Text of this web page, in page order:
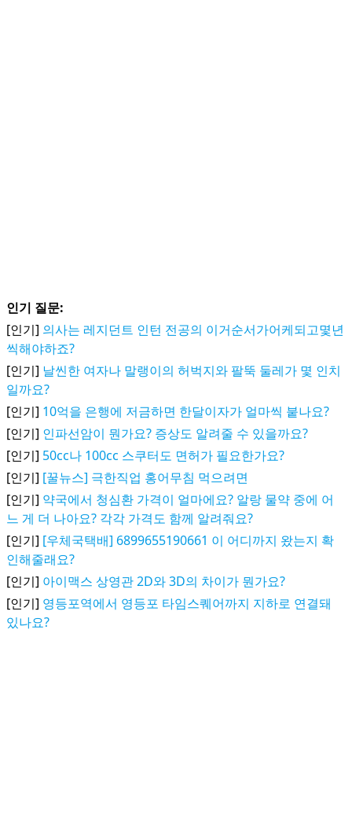
인기 질문:
[인기] 의사는 레지던트 인턴 전공의 이거순서가어케되고몇년
씩해야하죠?
[인기] 날씬한 여자나 말랭이의 허벅지와 팔뚝 둘레가 몇 인치
일까요?
[인기] 10억을 은행에 저금하면 한달이자가 얼마씩 붙나요?
[인기] 인파선암이 뭔가요? 증상도 알려줄 수 있을까요?
[인기] 50cc나 100cc 스쿠터도 면허가 필요한가요?
[인기] [꿀뉴스] 극한직업 홍어무침 먹으려면
[인기] 약국에서 청심환 가격이 얼마에요? 알랑 물약 중에 어
느 게 더 나아요? 각각 가격도 함께 알려줘요?
[인기] [우체국택배] 6899655190661 이 어디까지 왔는지 확
인해줄래요?
[인기] 아이맥스 상영관 2D와 3D의 차이가 뭔가요?
[인기] 영등포역에서 영등포 타임스퀘어까지 지하로 연결돼
있나요?